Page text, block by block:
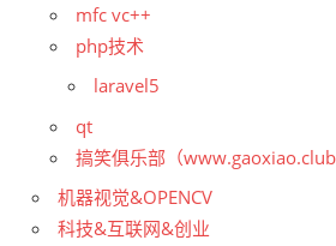
mfc vc++
php技术
laravel5
qt
搞笑俱乐部（
机器视觉&OPENCV
科技&互联网&创业